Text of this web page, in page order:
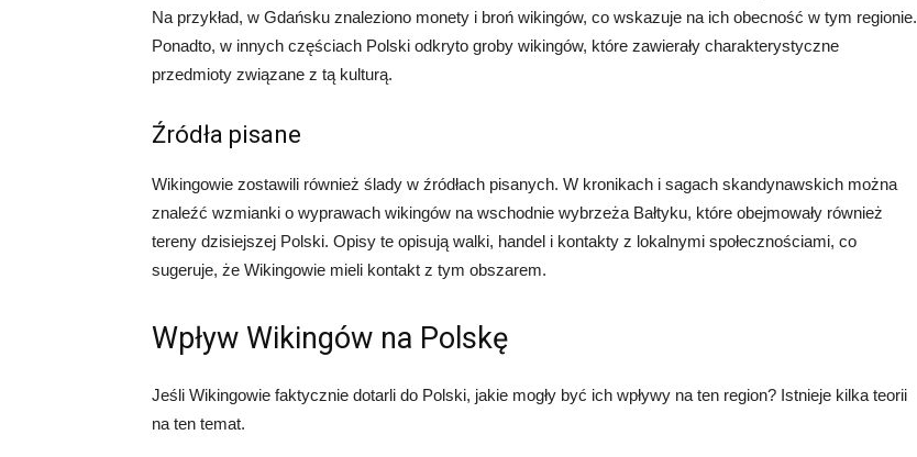
Na przykład, w Gdańsku znaleziono monety i broń wikingów, co wskazuje na ich obecność w tym regionie.
Ponadto, w innych częściach Polski odkryto groby wikingów, które zawierały charakterystyczne
przedmioty związane z tą kulturą.
Źródła pisane
Wikingowie zostawili również ślady w źródłach pisanych. W kronikach i sagach skandynawskich można
znaleźć wzmianki o wyprawach wikingów na wschodnie wybrzeża Bałtyku, które obejmowały również
tereny dzisiejszej Polski. Opisy te opisują walki, handel i kontakty z lokalnymi społecznościami, co
sugeruje, że Wikingowie mieli kontakt z tym obszarem.
Wpływ Wikingów na Polskę
Jeśli Wikingowie faktycznie dotarli do Polski, jakie mogły być ich wpływy na ten region? Istnieje kilka teorii
na ten temat.